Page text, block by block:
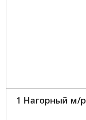
1 Нагорный м/р